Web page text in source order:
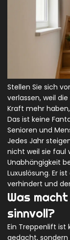
Stellen Sie sich
verlassen, weil
Kraft mehr
Das ist keine
Senioren und
Jedes Jahr
nicht weil sie faul
Unabhängigkeit
Luxuslösung. Er
verhindert und
Was
sinnvoll?
Ein Treppenlift ist
gedacht,